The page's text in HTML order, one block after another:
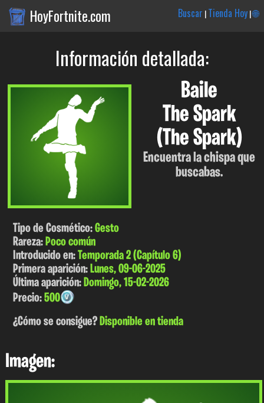
HoyFortnite.com Buscar |Tienda Hoy|🌐
Información detallada:
Baile
The Spark
(The Spark)
Encuentra la chispa que
buscabas.
Tipo de Cosmético:Gesto
Rareza:Poco común
Introducido en:Temporada 2 (Capítulo 6)
Primera aparición:Lunes, 09-06-2025
Última aparición:Domingo, 15-02-2026
Precio:500
¿Cómo se consigue?Disponible en tienda
Imagen: